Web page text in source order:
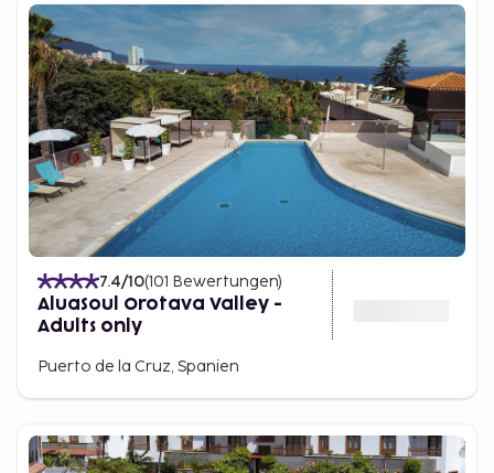
7.4/10(101 Bewertungen)
AluaSoul Orotava Valley -
Adults only
Puerto de la Cruz, Spanien